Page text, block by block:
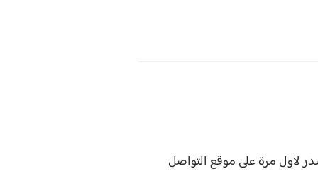
الصعيد الفصل الاول 1 صدر لاول مرة على موقع التواصل